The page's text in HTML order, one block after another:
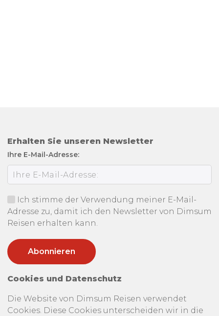
Erhalten Sie unseren Newsletter
Ihre E-Mail-Adresse:
Ich stimme der Verwendung meiner E-Mail-
Adresse zu, damit ich den Newsletter von Dimsum
Reisen erhalten kann.
Cookies und Datenschutz
Die Website von Dimsum Reisen verwendet
Cookies. Diese Cookies unterscheiden wir in die